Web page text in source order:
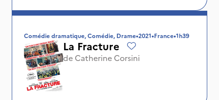
Comédie dramatique, Comédie, Drame•2021•France•1h39
La Fracture
de Catherine Corsini